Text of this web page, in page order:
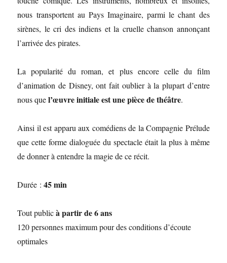
nous transportent au Pays Imaginaire, parmi le chant des
sirènes, le cri des indiens et la cruelle chanson annonçant
l’arrivée des pirates.
La popularité du roman, et plus encore celle du film
d’animation de Disney, ont fait oublier à la plupart d’entre
nous quel’œuvre initiale est une pièce de théâtre.
Ainsi il est apparu aux comédiens de la Compagnie Prélude
que cette forme dialoguée du spectacle était la plus à même
de donner à entendre la magie de ce récit.
Durée :45 min
Tout publicà partir de 6 ans
120 personnes maximum pour des conditions d’écoute
optimales